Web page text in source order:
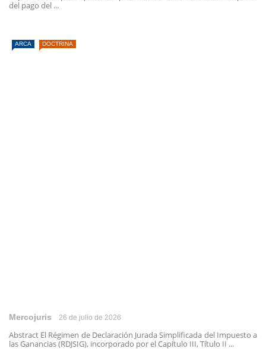
del pago del ...
ARCA DOCTRINA
Mercojuris 26 de julio de 2026
Abstract El Régimen de Declaración Jurada Simplificada del Impuesto a
las Ganancias (RDJSIG), incorporado por el Capítulo III, Título II ...